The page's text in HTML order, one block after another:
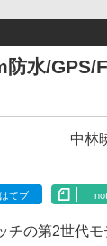
水/GPS/
中林
はてブ
の第2世代モ